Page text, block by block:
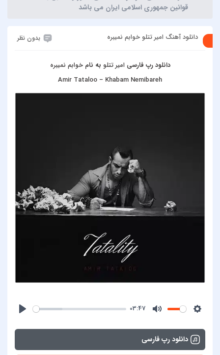
قوانین جمهوری اسلامی ایران می باشد
دانلود آهنگ امیر تتلو خوابم نمیبره بدون نظر
دانلود رپ فارسیامیر تتلوبه نامخوابم نمیبره
Amir Tataloo – Khabam Nemibareh
03:47
دانلود رپ فارسی